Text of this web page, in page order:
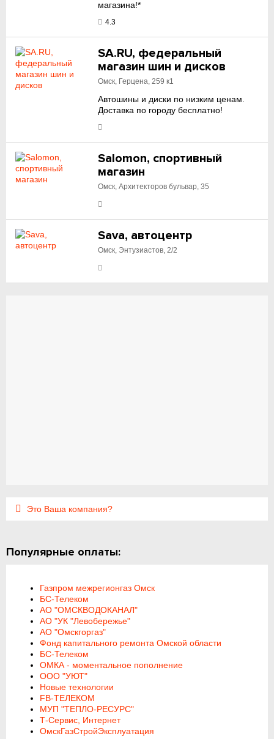
магазина!*
4.3
SA.RU, федеральный
магазин шин и дисков
Омск, Герцена, 259 к1
Автошины и диски по низким ценам.
Доставка по городу бесплатно!
Salomon, спортивный
магазин
Омск, Архитекторов бульвар, 35
Sava, автоцентр
Омск, Энтузиастов, 2/2
Это Ваша компания?
Популярные оплаты:
Газпром межрегионгаз Омск
БС-Телеком
АО "ОМСКВОДОКАНАЛ"
АО "УК "Левобережье"
АО "Омскгоргаз"
Фонд капитального ремонта Омской области
БС-Телеком
ОМКА - моментальное пополнение
ООО "УЮТ"
Новые технологии
FB-ТЕЛЕКОМ
МУП "ТЕПЛО-РЕСУРС"
Т-Сервис, Интернет
ОмскГазСтройЭксплуатация